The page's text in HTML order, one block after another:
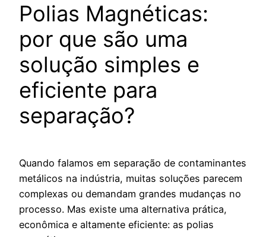
Polias Magnéticas:
por que são uma
solução simples e
eficiente para
separação?
Quando falamos em separação de contaminantes
metálicos na indústria, muitas soluções parecem
complexas ou demandam grandes mudanças no
processo. Mas existe uma alternativa prática,
econômica e altamente eficiente: as polias